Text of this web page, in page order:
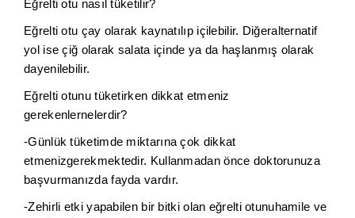
Eğrelti otu nasıl tüketilir?
Eğrelti otu çay olarak kaynatılıp içilebilir. Diğeralternatif
yol ise çiğ olarak salata içinde ya da haşlanmış olarak
dayenilebilir.
Eğrelti otunu tüketirken dikkat etmeniz
gerekenlernelerdir?
-Günlük tüketimde miktarına çok dikkat
etmenizgerekmektedir. Kullanmadan önce doktorunuza
başvurmanızda fayda vardır.
-Zehirli etki yapabilen bir bitki olan eğrelti otunuhamile ve